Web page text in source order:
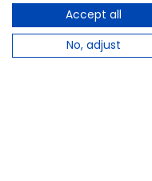
Accept all
No, adjust